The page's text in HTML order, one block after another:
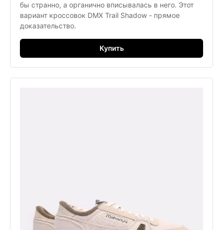
бы странно, а органично вписывалась в него. Этот
вариант кроссовок DMX Trail Shadow - прямое
доказательство.
Купить